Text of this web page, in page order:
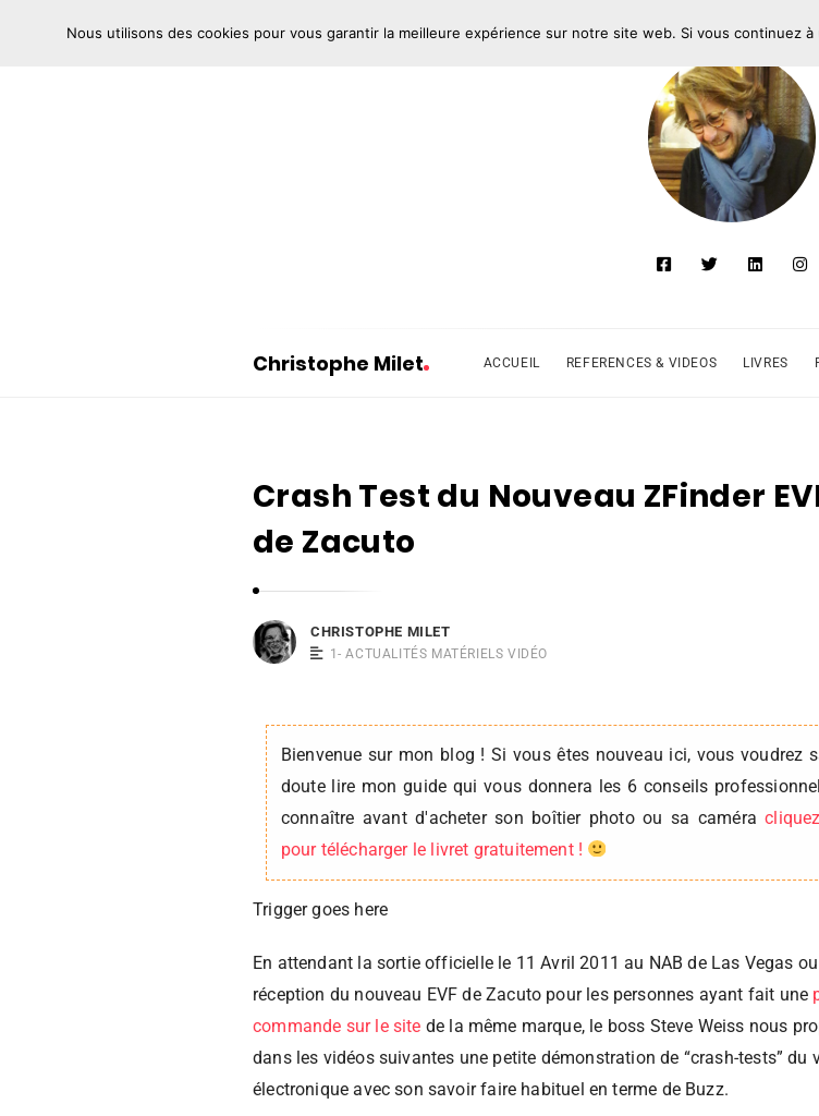
Christophe Milet
i
t
o
h
ACCUEIL REFERENCES & VIDEOS LIVRES
Crash Test du Nouveau ZFinder
de Zacuto
CHRISTOPHE MILET
1- ACTUALITÉS MATÉRIELS VIDÉO
Bienvenue sur mon blog ! Si vous êtes nouveau ici, vous voudrez
doute lire mon guide qui vous donnera les 6 conseils
connaître avant d'acheter son boîtier photo ou sa caméra
pour télécharger le livret gratuitement !
Trigger goes here
En attendant la sortie officielle le 11 Avril 2011 au NAB de Las Vegas
réception du nouveau EVF de Zacuto pour les personnes ayant fait une
commande sur le site de la même marque, le boss Steve Weiss nous
dans les vidéos suivantes une petite démonstration de “crash-tests” du
électronique avec son savoir faire habituel en terme de Buzz.
Nous utilisons des cookies pour vous garantir la meilleure expérience sur notre site web. Si vous continuez